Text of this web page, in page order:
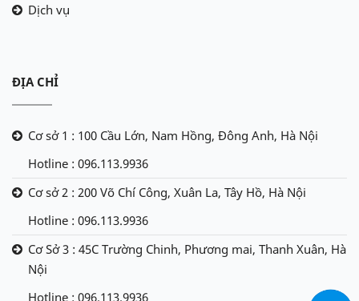
Dịch vụ
ĐỊA CHỈ
Cơ sở 1 : 100 Cầu Lớn, Nam Hồng, Đông Anh, Hà Nội
Hotline : 096.113.9936
Cơ sở 2 : 200 Võ Chí Công, Xuân La, Tây Hồ, Hà Nội
Hotline : 096.113.9936
Cơ Sở 3 : 45C Trường Chinh, Phương mai, Thanh Xuân, Hà
Nội
Hotline : 096.113.9936